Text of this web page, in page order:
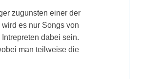
zugunsten einer der
es nur Songs von
dabei sein.
man teilweise die